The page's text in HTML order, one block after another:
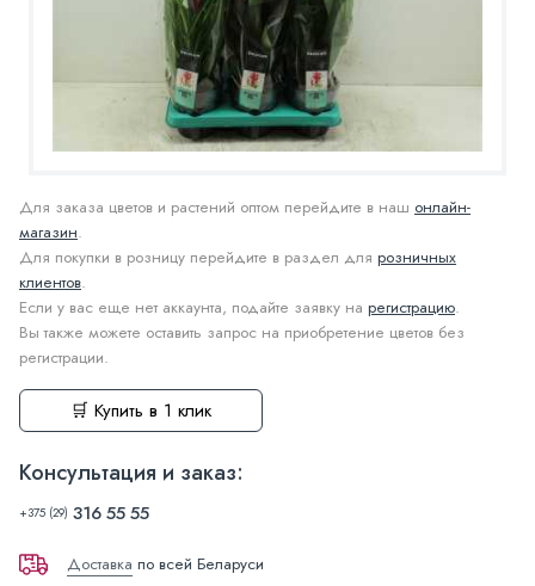
Для заказа цветов и растений оптом перейдите в наш онлайн-
магазин.
Для покупки в розницу перейдите в раздел для розничных
клиентов.
Если у вас еще нет аккаунта, подайте заявку на регистрацию.
Вы также можете оставить запрос на приобретение цветов без
регистрации.
🛒 Купить в 1 клик
Консультация и заказ:
+375 (29) 316 55 55
Доставка по всей Беларуси